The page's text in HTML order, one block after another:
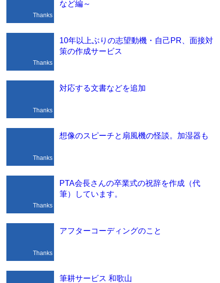
Thanks
など編～
Thanks
10年以上ぶりの志望動機・自己PR、面接対
策の作成サービス
Thanks
対応する文書などを追加
Thanks
想像のスピーチと扇風機の怪談。加湿器も
Thanks
PTA会長さんの卒業式の祝辞を作成（代
筆）しています。
Thanks
アフターコーディングのこと
筆耕サービス 和歌山